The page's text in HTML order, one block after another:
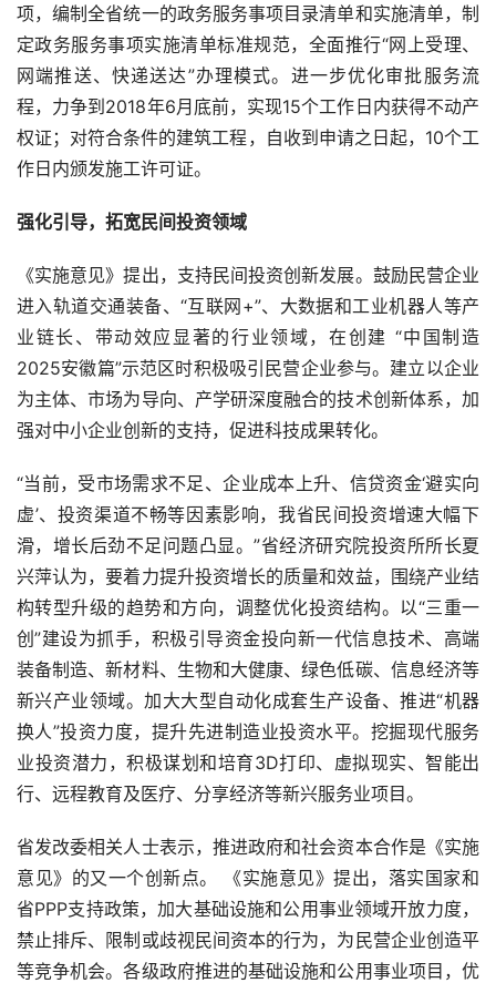
项，编制全省统一的政务服务事项目录清单和实施清单，制
定政务服务事项实施清单标准规范，全面推行“网上受理、
网端推送、快递送达”办理模式。进一步优化审批服务流
程，力争到2018年6月底前，实现15个工作日内获得不动产
权证；对符合条件的建筑工程，自收到申请之日起，10个工
作日内颁发施工许可证。
强化引导，拓宽民间投资领域
《实施意见》提出，支持民间投资创新发展。鼓励民营企业
进入轨道交通装备、“互联网+”、大数据和工业机器人等产
业链长、带动效应显著的行业领域，在创建 “中国制造
2025安徽篇”示范区时积极吸引民营企业参与。建立以企业
为主体、市场为导向、产学研深度融合的技术创新体系，加
强对中小企业创新的支持，促进科技成果转化。
“当前，受市场需求不足、企业成本上升、信贷资金‘避实向
虚’、投资渠道不畅等因素影响，我省民间投资增速大幅下
滑，增长后劲不足问题凸显。”省经济研究院投资所所长夏
兴萍认为，要着力提升投资增长的质量和效益，围绕产业结
构转型升级的趋势和方向，调整优化投资结构。以“三重一
创”建设为抓手，积极引导资金投向新一代信息技术、高端
装备制造、新材料、生物和大健康、绿色低碳、信息经济等
新兴产业领域。加大大型自动化成套生产设备、推进“机器
换人”投资力度，提升先进制造业投资水平。挖掘现代服务
业投资潜力，积极谋划和培育3D打印、虚拟现实、智能出
行、远程教育及医疗、分享经济等新兴服务业项目。
省发改委相关人士表示，推进政府和社会资本合作是《实施
意见》的又一个创新点。 《实施意见》提出，落实国家和
省PPP支持政策，加大基础设施和公用事业领域开放力度，
禁止排斥、限制或歧视民间资本的行为，为民营企业创造平
等竞争机会。各级政府推进的基础设施和公用事业项目，优